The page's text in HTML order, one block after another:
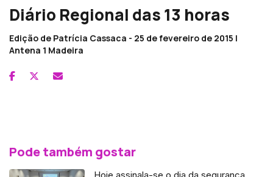
Diário Regional das 13 horas
Edição de Patrícia Cassaca - 25 de fevereiro de 2015 |
Antena 1 Madeira
Pode também gostar
Hoje assinala-se o dia da segurança